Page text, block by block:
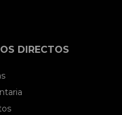
DIRECTOS